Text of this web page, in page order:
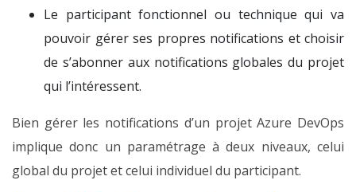
Le participant fonctionnel ou technique qui va
pouvoir gérer ses propres notifications et choisir
de s’abonner aux notifications globales du projet
qui l’intéressent.
Bien gérer les notifications d’un projet Azure DevOps
implique donc un paramétrage à deux niveaux, celui
global du projet et celui individuel du participant.